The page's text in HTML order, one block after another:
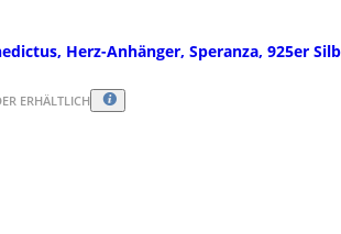
Herz-Anhänger, Speranza, 925er
ERHÄLTLICH